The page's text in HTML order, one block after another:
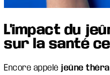
L'impact du
sur la santé
Encore appelé jeûne